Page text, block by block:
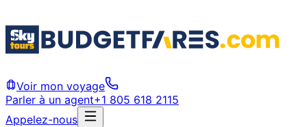
Voir mon voyage
Parler à un agent+1 805 618 2115
Appelez-nous